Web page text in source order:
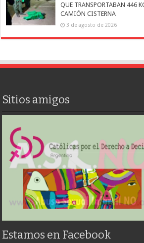
QUE TRANSPORTABAN 446
CAMIÓN CISTERNA
3 de agosto de 2026
Sitios amigos
Estamos en Facebook